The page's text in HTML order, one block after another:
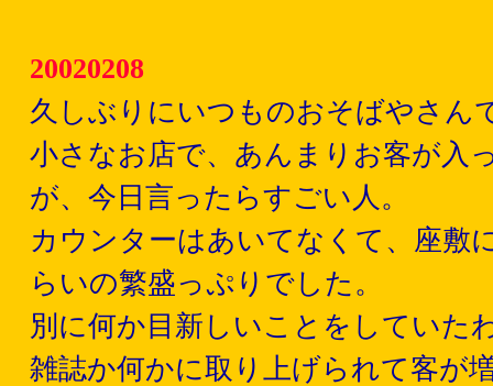
20020208
久しぶりにいつものおそばやさん
小さなお店で、あんまりお客が入
が、今日言ったらすごい人。
カウンターはあいてなくて、座敷
らいの繁盛っぷりでした。
別に何か目新しいことをしてい
雑誌か何かに取り上げられて客が